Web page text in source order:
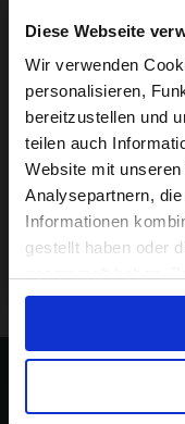
Diese Webseite
Wir verwenden
personalisieren,
bereitzustellen und
teilen auch
Website mit
Analysepartnern,
Informationen
gestellt haben oder
Bleib
Visiting
For a better